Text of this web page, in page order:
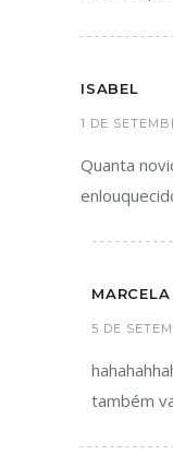
ISABEL
1 DE
Quanta
5 DE
também